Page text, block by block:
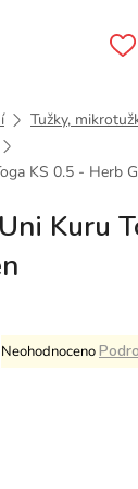
Tužky,
KS 0.5 - Herb
Kuru
Průměrné
hodnocení
Neohodnoceno